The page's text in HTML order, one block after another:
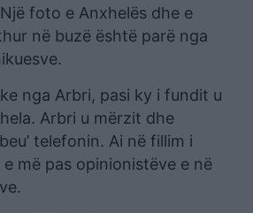
Një foto e Anxhelës dhe e
në buzë është parë nga
nga Arbri, pasi ky i fundit u
Arbri u mërzit dhe
telefonin. Ai në fillim i
më pas opinionistëve e në